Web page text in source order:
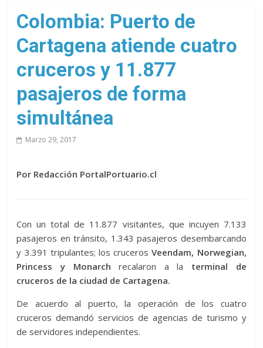
de
cruceros
en
solo
Colombia: Puerto de
Cartagena atiende cuatro
cruceros y 11.877
pasajeros de forma
simultánea
Marzo 29, 2017
Por Redacción PortalPortuario.cl
Con un total de 11.877 visitantes, que incuyen 7.133
pasajeros en tránsito, 1.343 pasajeros desembarcando
y 3.391 tripulantes; los crucerosVeendam, Norwegian,
Princess y Monarch recalaron a la terminal de
cruceros de la ciudad de Cartagena.
De acuerdo al puerto, la operación de los cuatro
cruceros demandó servicios de agencias de turismo y
de servidores independientes.